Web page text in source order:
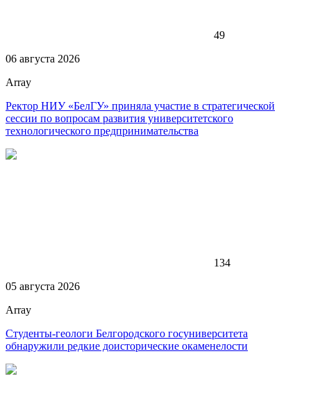
49
06 августа 2026
Array
Ректор НИУ «БелГУ» приняла участие в стратегической
сессии по вопросам развития университетского
технологического предпринимательства
134
05 августа 2026
Array
Студенты-геологи Белгородского госуниверситета
обнаружили редкие доисторические окаменелости